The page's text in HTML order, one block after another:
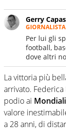
Gerry
GIORNALISTA
Per lui gli
football,
dove altri
La vittoria più
arrivato.
podio ai
valore
a 28 anni, di